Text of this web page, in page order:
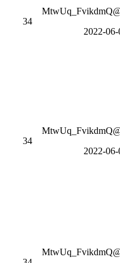
34
2022-06-
34
2022-06-